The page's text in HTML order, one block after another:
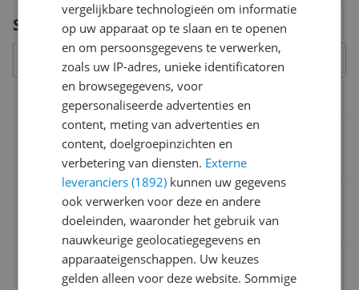
Specificaties
Belangrijkste kenmerken
Soort rooster
Rooster
Materiaal behuizing
Vraag 1 van 4
vergelijkbare technologieën om informatie
op uw apparaat op te slaan en te openen
en om persoonsgegevens te verwerken,
zoals uw IP-adres, unieke identificatoren
en browsegegevens, voor
gepersonaliseerde advertenties en
content, meting van advertenties en
content, doelgroepinzichten en
verbetering van diensten. Externe
leveranciers (1892) kunnen uw gegevens
ook verwerken voor deze en andere
doeleinden, waaronder het gebruik van
nauwkeurige geolocatiegegevens en
apparaateigenschappen. Uw keuzes
gelden alleen voor deze website. Sommige